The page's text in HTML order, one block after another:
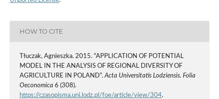
HOW TO CITE
Tłuczak, Agnieszka. 2015. “APPLICATION OF POTENTIAL
MODEL IN THE ANALYSIS OF REGIONAL DIVERSITY OF
AGRICULTURE IN POLAND”.Acta Universitatis Lodziensis. Folia
Oeconomica 6 (308).
https://czasopisma.uni.lodz.pl/foe/article/view/304.